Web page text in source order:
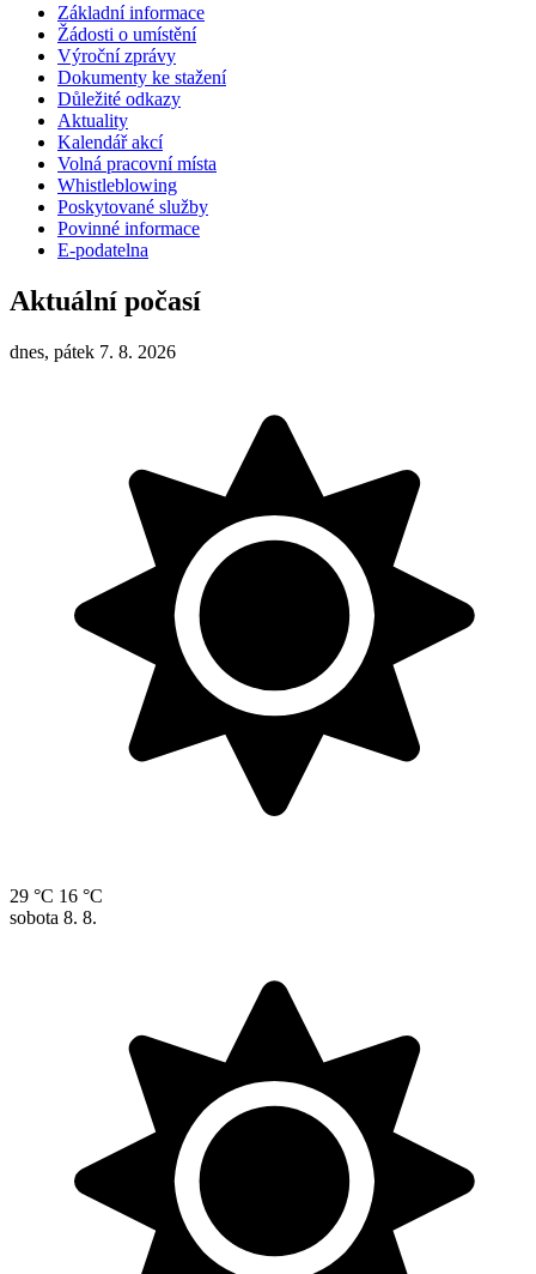
Základní informace
Žádosti o umístění
Výroční zprávy
Dokumenty ke stažení
Důležité odkazy
Aktuality
Kalendář akcí
Volná pracovní místa
Whistleblowing
Poskytované služby
Povinné informace
E-podatelna
Aktuální počasí
dnes, pátek 7. 8. 2026
29 °C 16 °C
sobota 8. 8.